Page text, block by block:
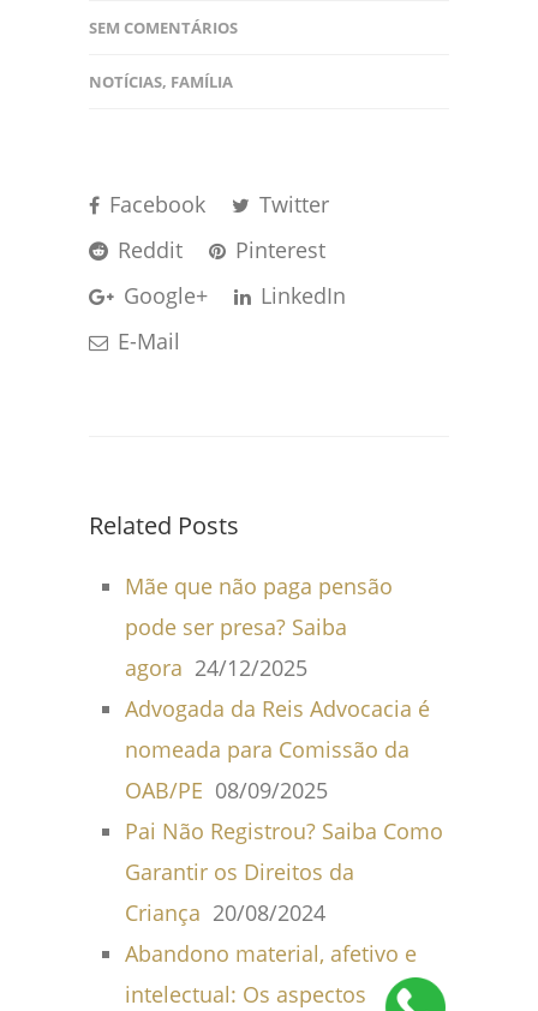
SEM COMENTÁRIOS
NOTÍCIAS, FAMÍLIA
Facebook
Twitter
Reddit
Pinterest
Google+
LinkedIn
E-Mail
Related Posts
Mãe que não paga pensão
pode ser presa? Saiba
agora 24/12/2025
Advogada da Reis Advocacia é
nomeada para Comissão da
OAB/PE 08/09/2025
Pai Não Registrou? Saiba Como
Garantir os Direitos da
Criança 20/08/2024
Abandono material, afetivo e
intelectual: Os aspectos